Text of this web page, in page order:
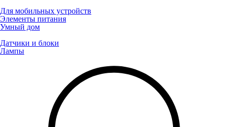
Для мобильных устройств
Элементы питания
Умный дом
Датчики и блоки
Лампы